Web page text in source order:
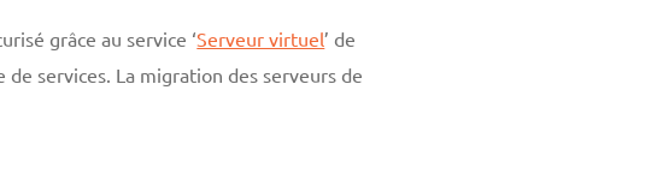
grâce au service ‘Serveur virtuel’ de
services. La migration des serveurs de